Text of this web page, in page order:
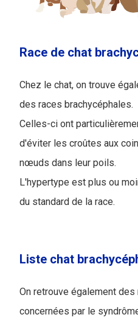
Race de chat
Chez le chat, on trouve
des races brachycéphales.
Celles-ci ont
d'éviter les croûtes aux
nœuds dans leur poils.
L'hypertype est plus ou
du standard de la race.
Liste chat
On retrouve également
concernées par le